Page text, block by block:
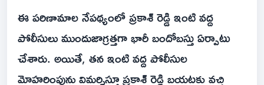
ఈ పరిణామాల నేపథ్యంలో ప్రకాశ్ రెడ్డి ఇంటి వద్ద
పోలీసులు ముందుజాగ్రత్తగా భారీ బందోబస్తు ఏర్పాటు
చేశారు. అయితే, తన ఇంటి వద్ద పోలీసుల
మోహరింపును విమర్శిస్తూ ప్రకాశ్ రెడ్డి బయటకు వచ్చి